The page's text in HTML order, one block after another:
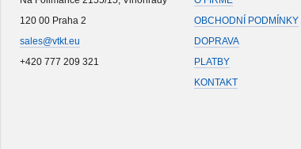
120 00 Praha 2
sales@vtkt.eu
+420 777 209 321
OBCHODNÍ PODMÍNKY
DOPRAVA
PLATBY
KONTAKT